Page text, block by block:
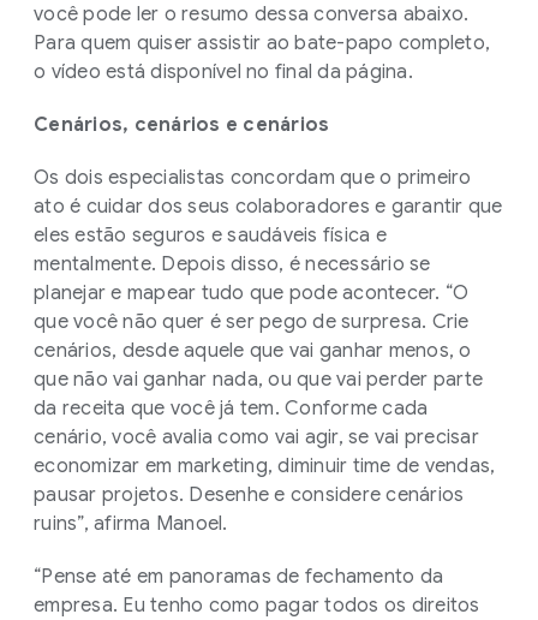
você pode ler o resumo dessa conversa abaixo.
Para quem quiser assistir ao bate-papo completo,
o vídeo está disponível no final da página.
Cenários, cenários e cenários
Os dois especialistas concordam que o primeiro
ato é cuidar dos seus colaboradores e garantir que
eles estão seguros e saudáveis física e
mentalmente. Depois disso, é necessário se
planejar e mapear tudo que pode acontecer. “O
que você não quer é ser pego de surpresa. Crie
cenários, desde aquele que vai ganhar menos, o
que não vai ganhar nada, ou que vai perder parte
da receita que você já tem. Conforme cada
cenário, você avalia como vai agir, se vai precisar
economizar em marketing, diminuir time de vendas,
pausar projetos. Desenhe e considere cenários
ruins”, afirma Manoel.
“Pense até em panoramas de fechamento da
empresa. Eu tenho como pagar todos os direitos